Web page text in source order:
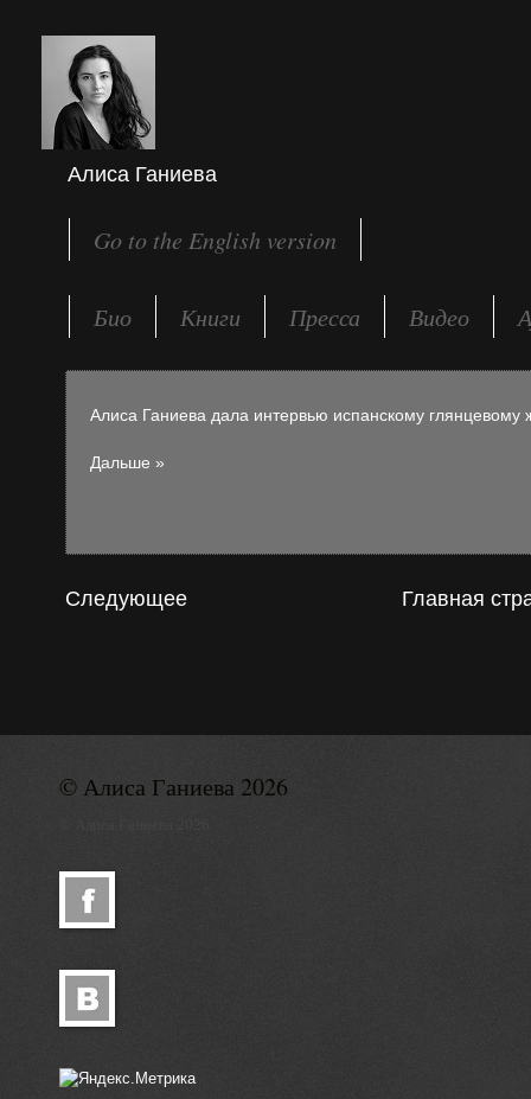
Алиса Ганиева
Go to the English version
Био Книги Пресса Видео
Алиса Ганиева дала интервью испанскому глянцевому
Дальше »
Следующее Главная
© Алиса Ганиева 2026